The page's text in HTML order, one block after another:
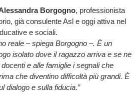
Borgogno, professionista
già consulente Asl e oggi attiva nel
e sociali.
reale – spiega Borgogno –. È un
isolato dove il ragazzo arriva e se ne
e alle famiglie i segnali che
che diventino difficoltà più grandi. È
dialogo e sulla fiducia.”